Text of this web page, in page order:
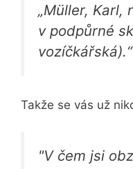
„Müller, Karl,
v podpůrné
vozíčkářská).“
Takže se vás už
"V čem jsi